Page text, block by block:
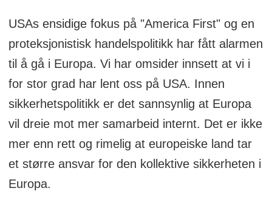
USAs ensidige fokus på "America First" og en
proteksjonistisk handelspolitikk har fått alarmen
til å gå i Europa. Vi har omsider innsett at vi i
for stor grad har lent oss på USA. Innen
sikkerhetspolitikk er det sannsynlig at Europa
vil dreie mot mer samarbeid internt. Det er ikke
mer enn rett og rimelig at europeiske land tar
et større ansvar for den kollektive sikkerheten i
Europa.